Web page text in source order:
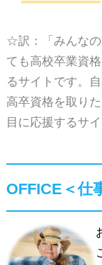
☆訳：「みんなの
ても高校卒業資
るサイトです。
高卒資格を取り
目に応援するサイ
OFFICE＜仕